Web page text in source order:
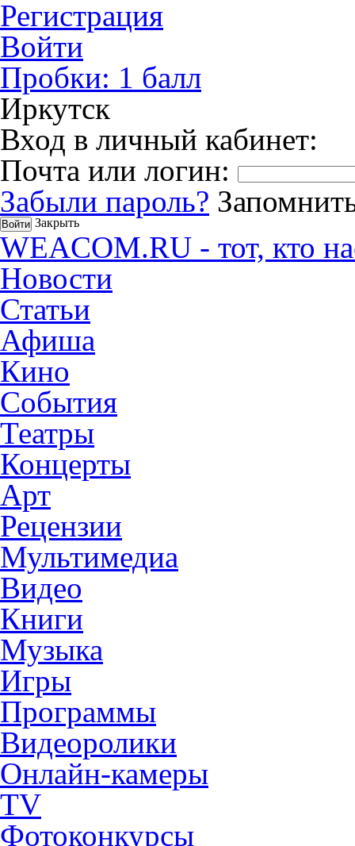
Регистрация
Войти
Пробки: 1 балл
Иркутск
Вход в личный кабинет:
Почта или логин:
Забыли пароль?
Закрыть
WEACOM.RU - тот, кто
Новости
Статьи
Афиша
Кино
События
Театры
Концерты
Арт
Рецензии
Мультимедиа
Видео
Книги
Музыка
Игры
Программы
Видеоролики
Онлайн-камеры
TV
Фотоконкурсы